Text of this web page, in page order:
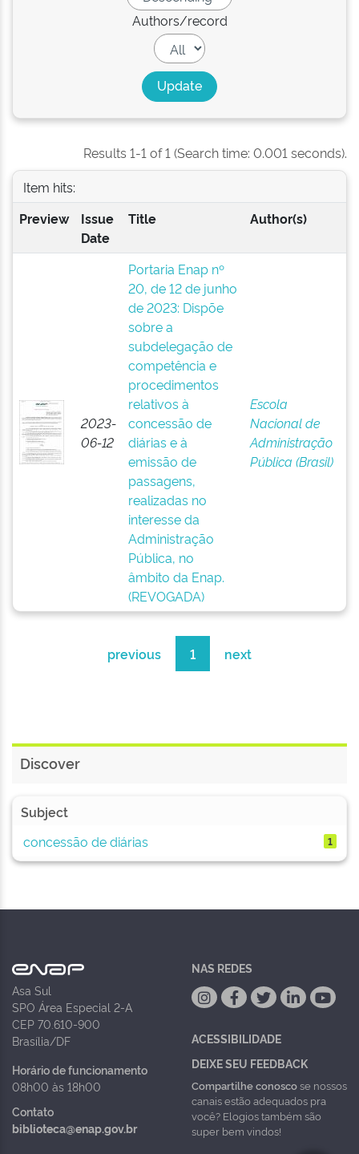
Authors/record
Results 1-1 of 1 (Search time: 0.001 seconds).
Item hits:
Preview
Issue
Date
Title Author(s)
2023-
06-12
Portaria Enap nº
20, de 12 de junho
de 2023: Dispõe
sobre a
subdelegação de
competência e
procedimentos
relativos à
concessão de
diárias e à
emissão de
passagens,
realizadas no
interesse da
Administração
Pública, no
âmbito da Enap.
(REVOGADA)
Escola
Nacional de
Administração
Pública (Brasil)
previous 1 next
Discover
Subject
concessão de diárias
1
Asa Sul
SPO Área Especial 2-A
CEP 70.610-900
Brasília/DF
Horário de funcionamento
08h00 às 18h00
Contato
biblioteca@enap.gov.br
NAS REDES
ACESSIBILIDADE
DEIXE SEU FEEDBACK
Compartilhe conoscose nossos
canais estão adequados pra
você? Elogios também são
super bem vindos!